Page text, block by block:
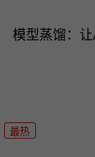
模型蒸馏：让
最热